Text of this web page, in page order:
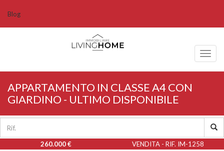
Blog
APPARTAMENTO IN CLASSE A4 CON
GIARDINO - ULTIMO DISPONIBILE
260.000 € VENDITA - RIF. IM-1258